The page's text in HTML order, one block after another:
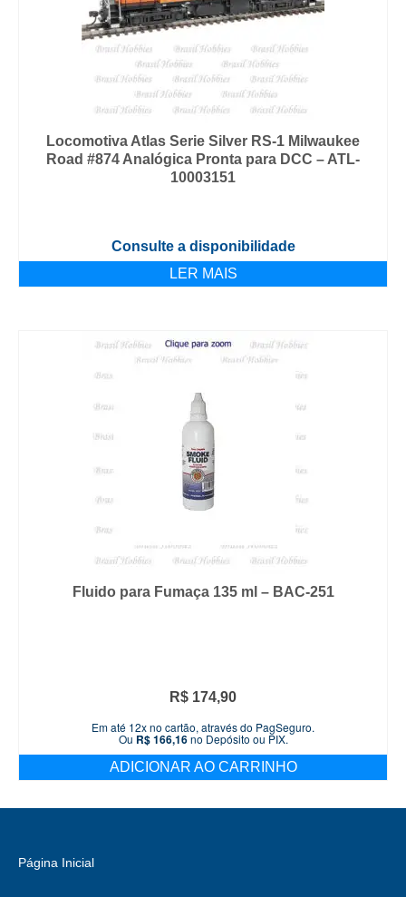
Locomotiva Atlas Serie Silver RS-1 Milwaukee
Road #874 Analógica Pronta para DCC – ATL-
10003151
Consulte a disponibilidade
LER MAIS
Fluido para Fumaça 135 ml – BAC-251
R$ 174,90
Em até 12x no cartão, através do PagSeguro.
Ou R$166,16no Depósito ou PIX.
ADICIONAR AO CARRINHO
Página Inicial